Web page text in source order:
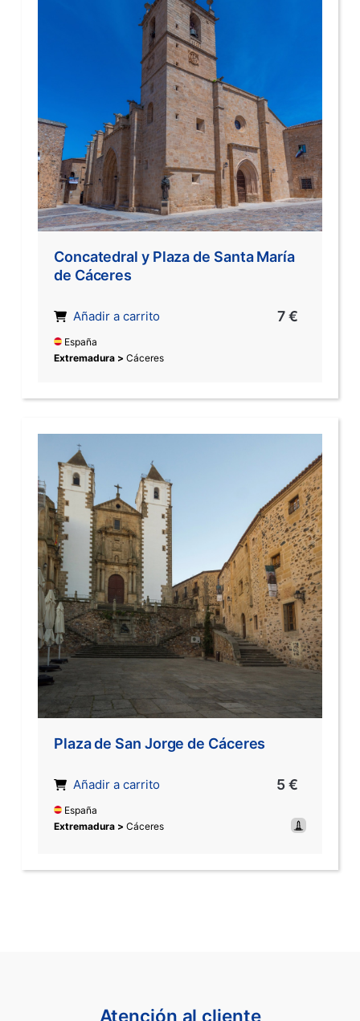
Concatedral y Plaza de Santa María
de Cáceres
Añadir a carrito 7 €
España
Extremadura > Cáceres
Plaza de San Jorge de Cáceres
Añadir a carrito 5 €
España
Extremadura > Cáceres
Atención al cliente